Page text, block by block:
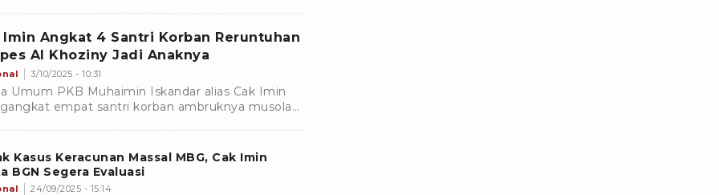
Imin Angkat 4 Santri Korban Reruntuhan
Al Khoziny Jadi Anaknya
3/10/2025 - 10:31
Umum PKB Muhaimin Iskandar alias Cak Imin
empat santri korban ambruknya musola
Kasus Keracunan Massal MBG, Cak Imin
BGN Segera Evaluasi
24/09/2025 - 15:14